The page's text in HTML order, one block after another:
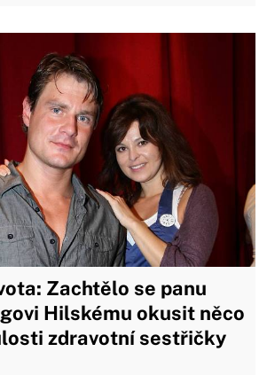
Zachtělo se panu
Hilskému okusit něco
zdravotní sestřičky